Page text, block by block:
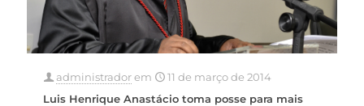
administradorem
11 de março de 2014
Luis Henrique Anastácio toma posse para mais